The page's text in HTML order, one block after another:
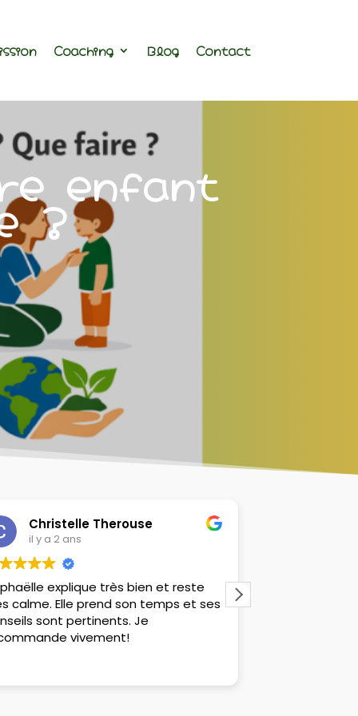
Coaching Blog Contact
enfant
?
Christelle Therouse
il y a 2 ans
explique très bien et reste
calme. Elle prend son temps et ses
sont pertinents. Je
vivement!